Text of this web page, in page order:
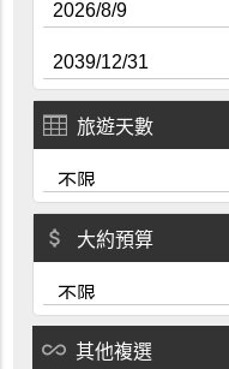
旅遊天數
attach_money 大約預算
all_inclusive 其他複選